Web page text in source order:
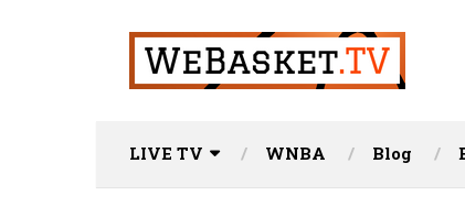
LIVE TV WNBA Blog